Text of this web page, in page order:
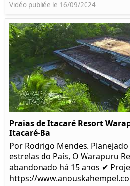
Vidéo publiée le 16/09/2024
Praias de Itacaré Resort
Itacaré-Ba
Por Rodrigo Mendes.
estrelas do País, O Warapuru
abandonado há 15 anos ✔
https://